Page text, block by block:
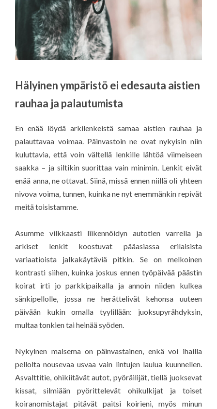
Hälyinen ympäristö ei edesauta aistien
rauhaa ja palautumista
En enää löydä arkilenkeistä samaa aistien rauhaa ja
palauttavaa voimaa. Päinvastoin ne ovat nykyisin niin
kuluttavia, että voin vältellä lenkille lähtöä viimeiseen
saakka – ja siltikin suorittaa vain minimin. Lenkit eivät
enää anna, ne ottavat. Siinä, missä ennen niillä oli yhteen
nivova voima, tunnen, kuinka ne nyt enemmänkin repivät
meitä toisistamme.
Asumme vilkkaasti liikennöidyn autotien varrella ja
arkiset lenkit koostuvat pääasiassa erilaisista
variaatioista jalkakäytäviä pitkin. Se on melkoinen
kontrasti siihen, kuinka joskus ennen työpäivää päästin
koirat irti jo parkkipaikalla ja annoin niiden kulkea
sänkipellolle, jossa ne herättelivät kehonsa uuteen
päivään kukin omalla tyylillään: juoksupyrähdyksin,
multaa tonkien tai heinää syöden.
Nykyinen maisema on päinvastainen, enkä voi ihailla
pellolta nousevaa usvaa vain lintujen laulua kuunnellen.
Asvalttitie, ohikiitävät autot, pyöräilijät, tiellä juoksevat
kissat, silmiään pyörittelevät ohikulkijat ja toiset
koiranomistajat pitävät paitsi koirieni, myös minun